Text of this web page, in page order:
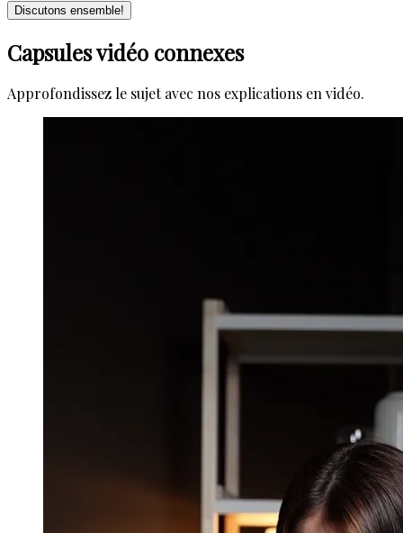
Discutons ensemble!
Capsules vidéo connexes
Approfondissez le sujet avec nos explications en vidéo.